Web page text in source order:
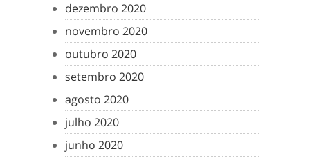
dezembro 2020
novembro 2020
outubro 2020
setembro 2020
agosto 2020
julho 2020
junho 2020